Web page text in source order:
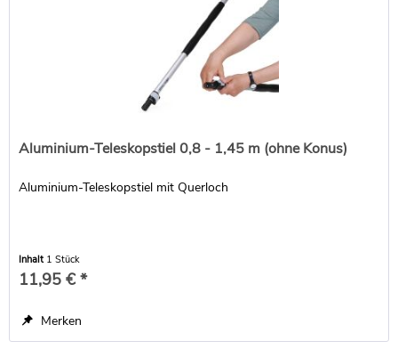
Aluminium-Teleskopstiel 0,8 - 1,45 m (ohne Konus)
Aluminium-Teleskopstiel mit Querloch
Inhalt 1 Stück
11,95 € *
Merken